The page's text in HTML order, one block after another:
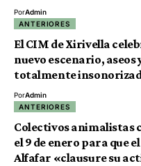
PorAdmin
ANTERIORES
El CIM de Xirivella
nuevo escenario,
totalmente
PorAdmin
ANTERIORES
Colectivos animalistas
el 9 de enero para que
Alfafar «clausure su